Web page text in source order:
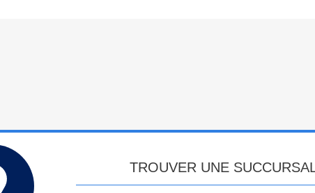
TROUVER UNE